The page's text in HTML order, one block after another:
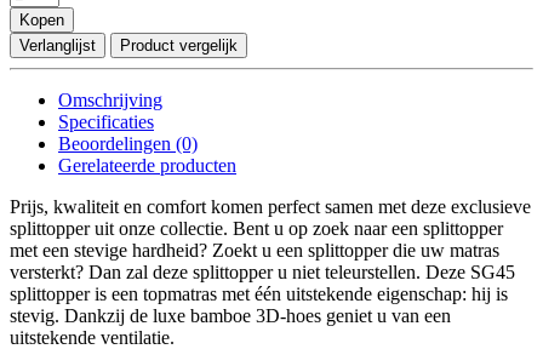
Kopen
Verlanglijst
Product vergelijk
Omschrijving
Specificaties
Beoordelingen (0)
Gerelateerde producten
Prijs, kwaliteit en comfort komen perfect samen met deze exclusieve
splittopper uit onze collectie. Bent u op zoek naar een splittopper
met een stevige hardheid? Zoekt u een splittopper die uw matras
versterkt? Dan zal deze splittopper u niet teleurstellen. Deze SG45
splittopper is een topmatras met één uitstekende eigenschap: hij is
stevig. Dankzij de luxe bamboe 3D-hoes geniet u van een
uitstekende ventilatie.